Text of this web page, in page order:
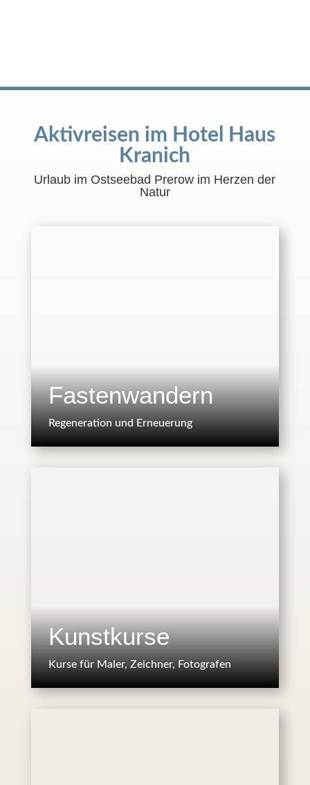
Aktivreisen im Hotel Haus
Kranich
Urlaub im Ostseebad Prerow im Herzen der
Natur
Fastenwandern
Regeneration und Erneuerung
Kunstkurse
Kurse für Maler, Zeichner, Fotografen